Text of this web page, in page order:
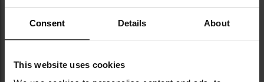
Consent Details About
This website uses cookies
ЗАСТІБАННЯ НА ҐУДЗИКИ
Модель оснащена
футболки.